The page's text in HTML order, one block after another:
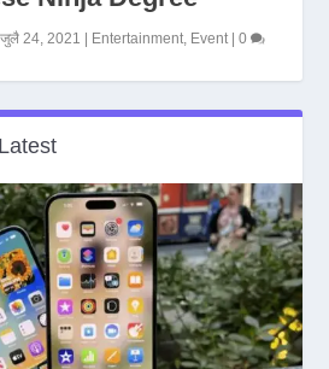
जुलै 24, 2021 Entertainment, Event|0
Latest